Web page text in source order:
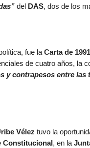
del DAS, dos de los
fue la Carta de 1991
de cuatro años, la
y contrapesos entre las
Vélez tuvo la
Constitucional, en la